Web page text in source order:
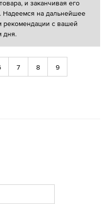
и заканчивая его
Надеемся на дальнейшее
рекомендации с вашей
дня.
7 8 9